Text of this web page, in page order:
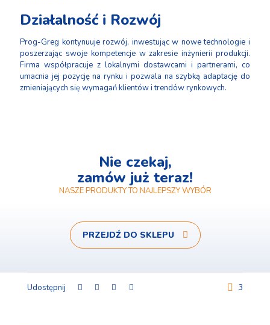
Działalność i Rozwój
Prog-Greg kontynuuje rozwój, inwestując w nowe technologie i
poszerzając swoje kompetencje w zakresie inżynierii produkcji.
Firma współpracuje z lokalnymi dostawcami i partnerami, co
umacnia jej pozycję na rynku i pozwala na szybką adaptację do
zmieniających się wymagań klientów i trendów rynkowych.
Nie czekaj,
zamów już teraz!
NASZE PRODUKTY TO NAJLEPSZY WYBÓR
PRZEJDŹ DO SKLEPU
Udostępnij 3